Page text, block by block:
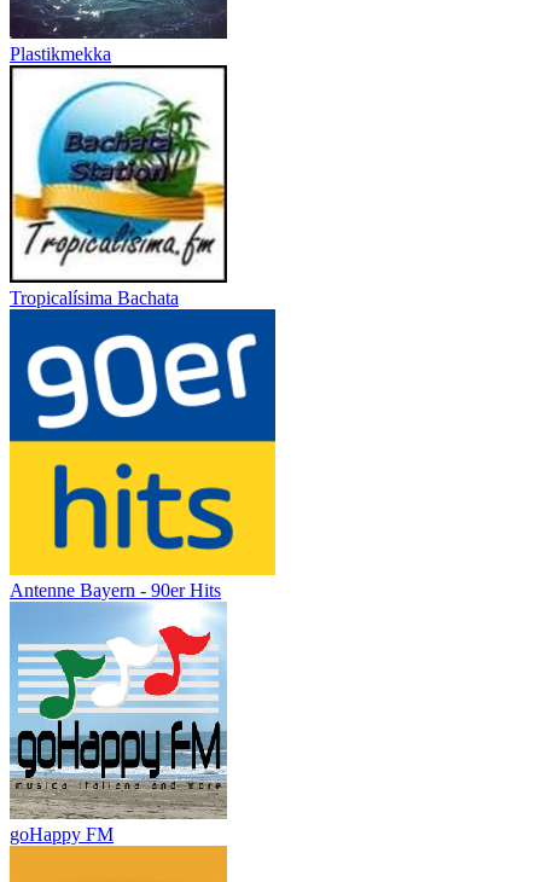
Plastikmekka
Tropicalísima Bachata
Antenne Bayern - 90er Hits
goHappy FM